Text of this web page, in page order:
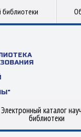
библиотеки
Электронный каталог
библиотеки